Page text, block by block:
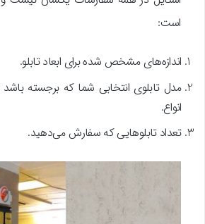
است:
اندازه‌های مشخص شده برای ابعاد تابلو.
مدل تابلوی انتخابی شما که برجسته باشد
انواع.
تعداد تابلوهایی که سفارش می‌دهید.